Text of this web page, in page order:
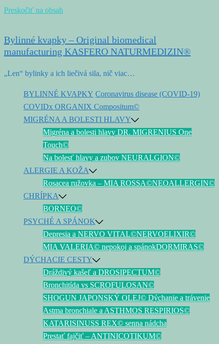
Preskočiť na obsah
Bylinné kvapky – Original biomedical
manufacturing KASFERO NATURMEDIZIN®
„Len“ bylinky a ich liečivá sila, nič viac…
BYLINNÉ KVAPKY Coronavirus disease (COVID-19)
COVIDx ORGANIX Compositum©
MIGRÉNA A BOLESTI HLAVY
Migréna a bolesti hlavy DR. MIGRENIUS One
Touch©
Na bolesť hlavy a zubov NEURALGION©
ALERGIE A KOŽA
Rosacea ružovka – MIA ROSSA©NEOALLERGIN©
CHRÍPKA
BORNEO©
PSYCHÉ A SPÁNOK
Depresia a NERVO VITAL©NERVOELIXIR©
MIA VALERIA© nepokoj a spánokDORMIRAS©
DÝCHACIE CESTY
Dráždivý kašeľ a DROSIPECTUM©
Bronchitída vs SCROFULOSAN©
SHOGUN JAPONSKÝ OLEJ© Dýchanie a trávenie
Astma bronchiale a ASTHMOS RESPIRIOS©
KATARISINUSS REX© senna nádcha
Prestať fajčiť – ANTINICOTIKUM©